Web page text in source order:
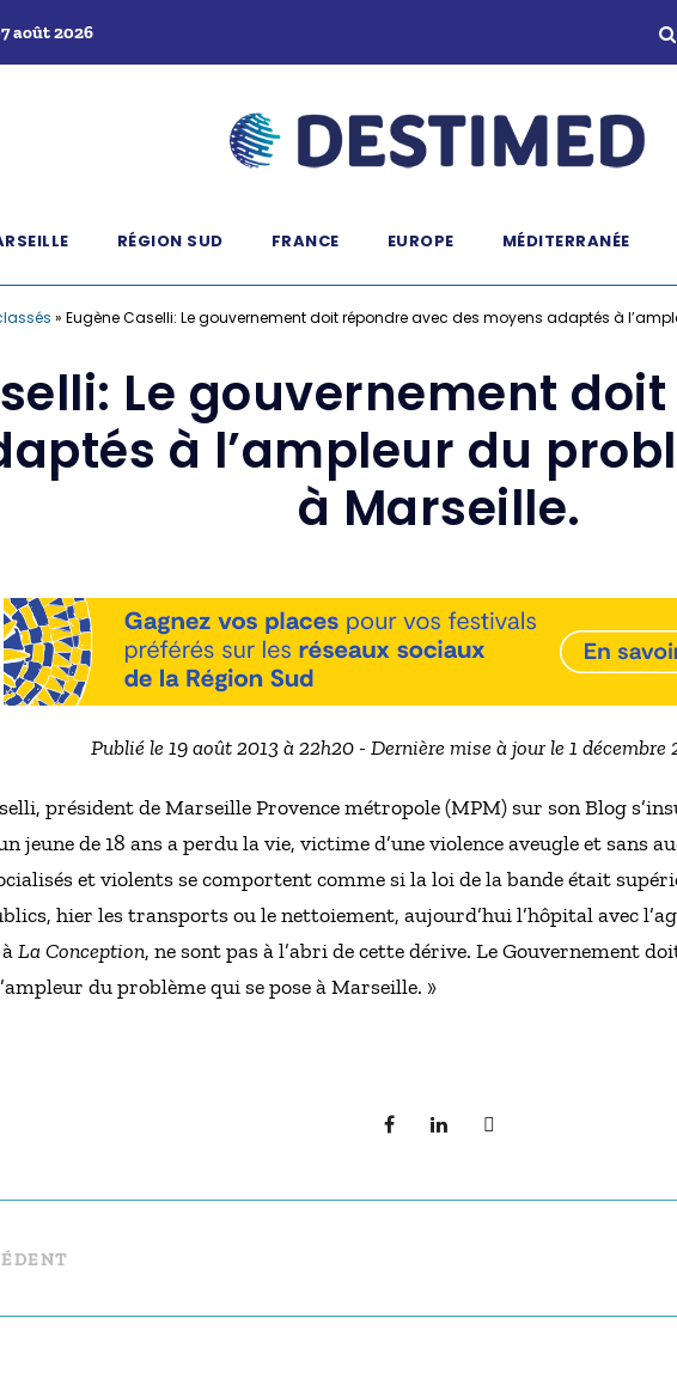
août 2026
RÉGION SUD FRANCE EUROPE MÉDITERRANÉE
» Eugène Caselli: Le gouvernement doit répondre avec des moyens adaptés à
Le gouvernement
à l’ampleur du
à Marseille.
Publié le 19 août 2013 à 22h20 - Dernière mise à jour le 1 décembre
président de Marseille Provence métropole (MPM) sur son Blog
jeune de 18 ans a perdu la vie, victime d’une violence aveugle et sans
et violents se comportent comme si la loi de la bande était
hier les transports ou le nettoiement, aujourd’hui l’hôpital avec
La Conception, ne sont pas à l’abri de cette dérive. Le Gouvernement
du problème qui se pose à Marseille. »